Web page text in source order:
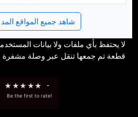
شاهد جميع المواقع
قطعة تم جمعها تنقل عبر وصلة
★ ★★ ★★ -
Be the first to rate!